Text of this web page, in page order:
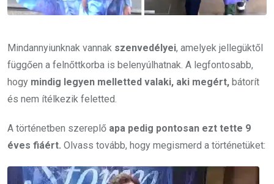
Mindannyiunknak vannak szenvedélyei, amelyek jellegüktől
függően a felnőttkorba is belenyúlhatnak. A legfontosabb,
hogy mindig legyen melletted valaki, aki megért, bátorít
és nem ítélkezik feletted.
A történetben szereplő apa pedig pontosan ezt tette 9
éves fiáért. Olvass tovább, hogy megismerd a történetüket: